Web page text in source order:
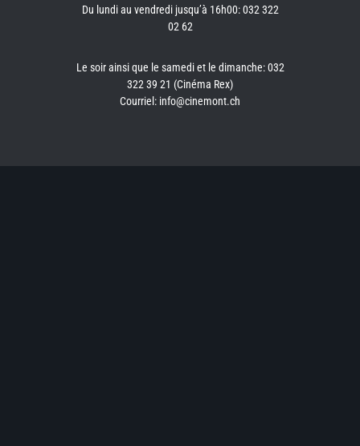
Du lundi au vendredi jusqu’à 16h00: 032 322
02 62
Le soir ainsi que le samedi et le dimanche: 032
322 39 21 (Cinéma Rex)
Courriel: info@cinemont.ch